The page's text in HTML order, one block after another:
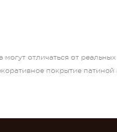
отличаться от
покрытие